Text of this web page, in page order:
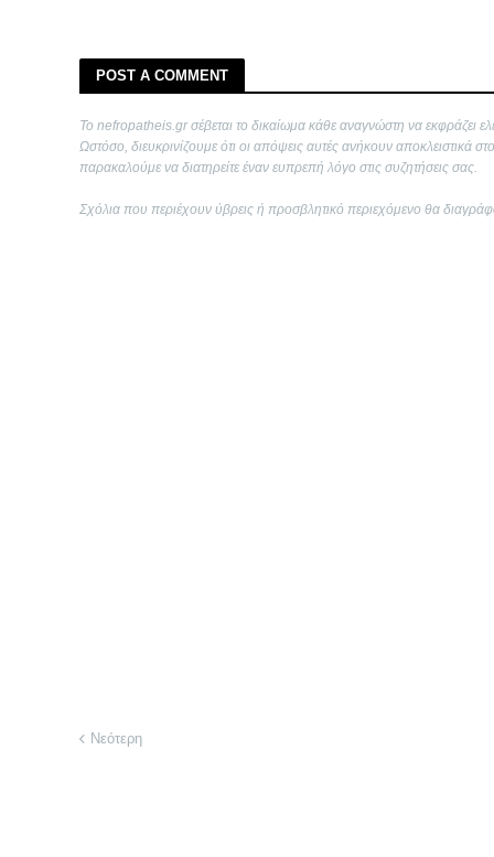
POST A COMMENT
Το nefropatheis.gr σέβεται το δικαίωμα κάθε αναγνώστη να εκφράζει
Ωστόσο, διευκρινίζουμε ότι οι απόψεις αυτές ανήκουν αποκλειστικά
παρακαλούμε να διατηρείτε έναν ευπρεπή λόγο στις συζητήσεις σας.
Σχόλια που περιέχουν ύβρεις ή προσβλητικό περιεχόμενο θα
Νεότερη